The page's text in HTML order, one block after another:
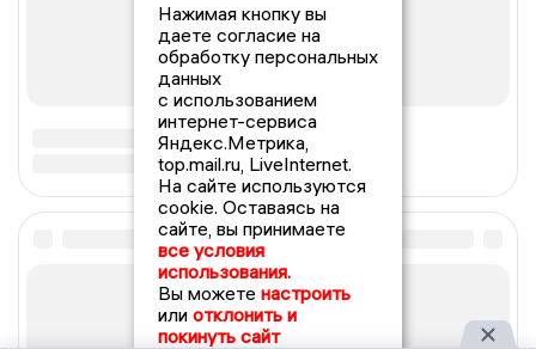
Нажимая кнопку вы
даете согласие на
обработку персональных
данных
с использованием
интернет-сервиса
Яндекс.Метрика,
top.mail.ru, LiveInternet.
На сайте используются
cookie. Оставаясь на
сайте, вы принимаете
все условия
использования.
Вы можете настроить
или отклонить и
покинуть сайт